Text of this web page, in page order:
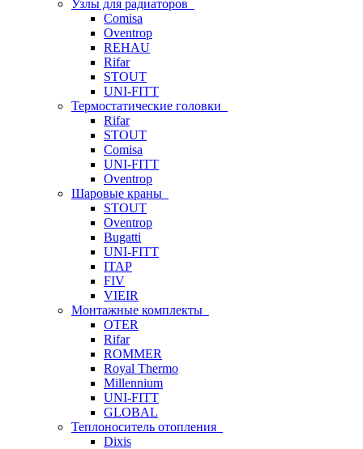
Узлы для радиаторов
Comisa
Oventrop
REHAU
Rifar
STOUT
UNI-FITT
Термостатические головки
Rifar
STOUT
Comisa
UNI-FITT
Oventrop
Шаровые краны
STOUT
Oventrop
Bugatti
UNI-FITT
ITAP
FIV
VIEIR
Монтажные комплекты
OTER
Rifar
ROMMER
Royal Thermo
Millennium
UNI-FITT
GLOBAL
Теплоноситель отопления
Dixis